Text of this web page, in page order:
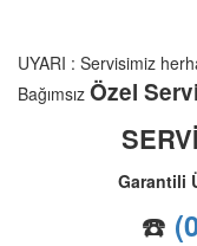
UYARI : Servisimiz
Bağımsız Özel
Garantili
☎️